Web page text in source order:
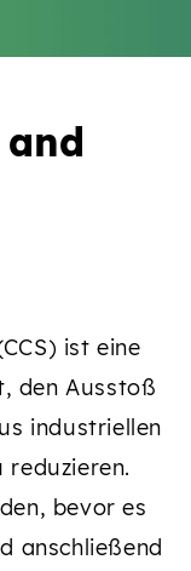
ist eine
den Ausstoß
industriellen
reduzieren.
bevor es
anschließend